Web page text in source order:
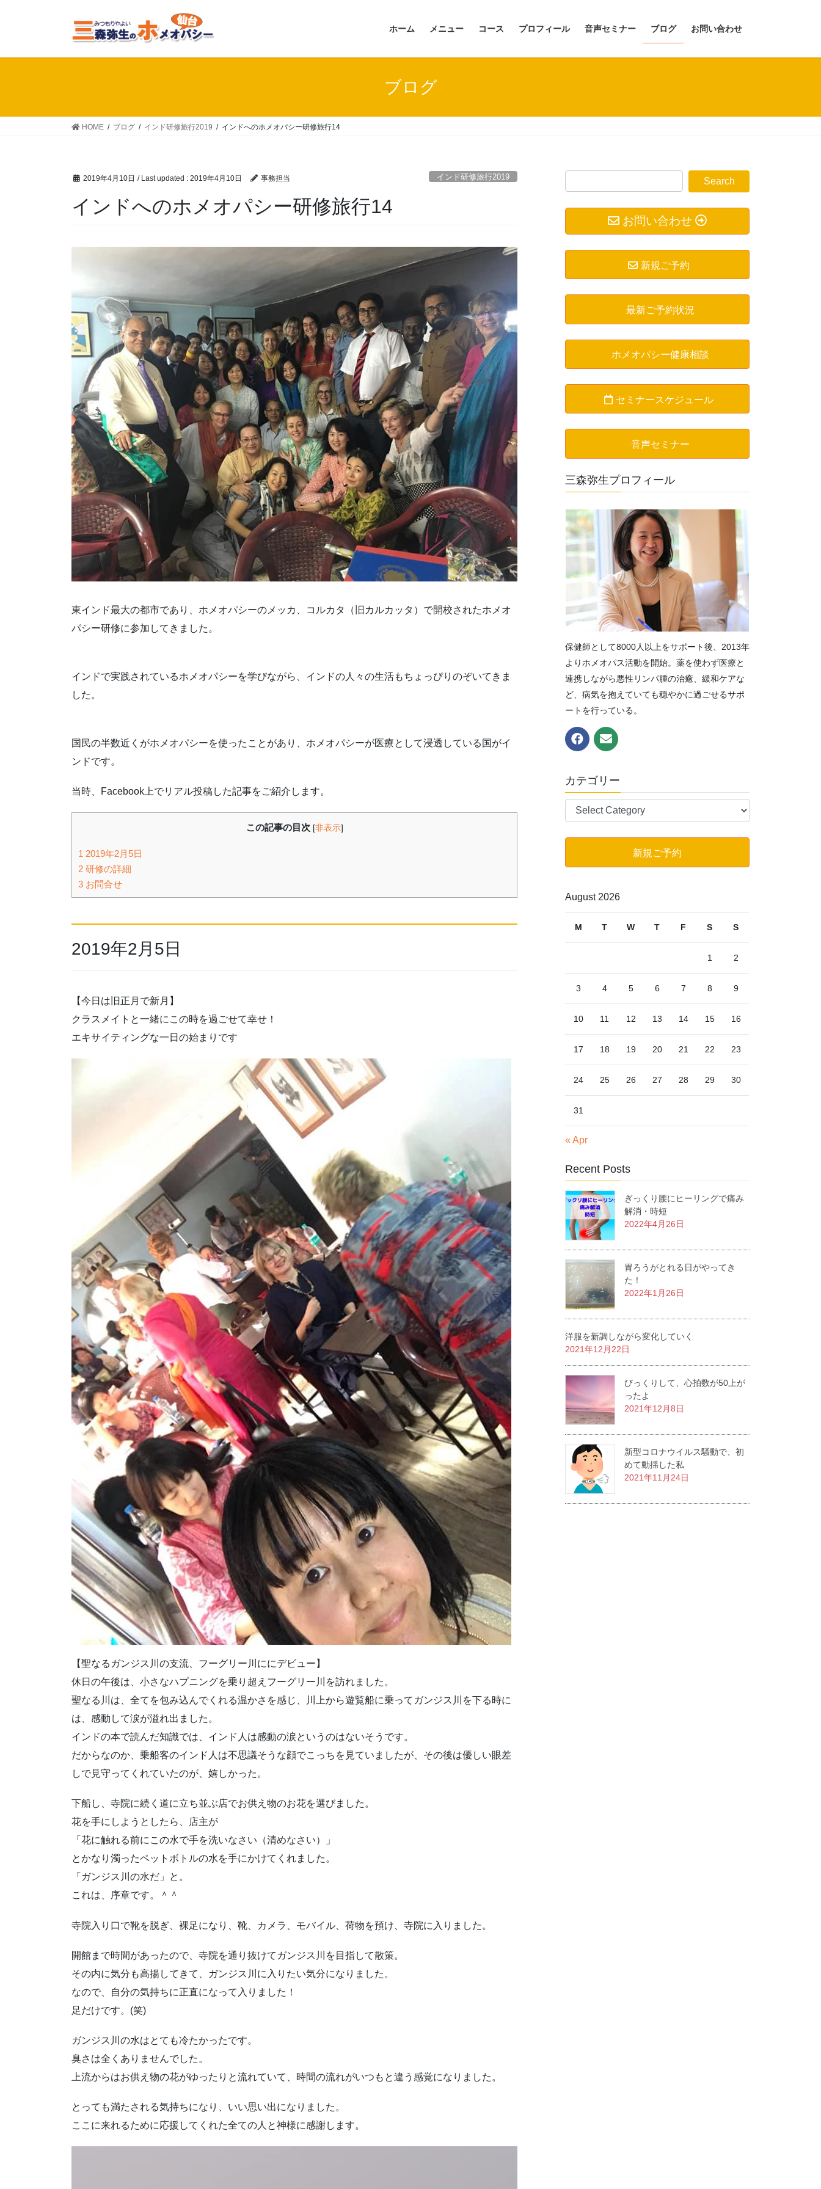
ホーム メニュー コース プロフィール 音声セミナー ブログ お問い合わせ
ブログ
HOME ブログ インド研修旅行2019 インドへのホメオパシー研修旅行14
2019年4月10日 / Last updated : 2019年4月10日 事務担当 インド研修旅行2019
インドへのホメオパシー研修旅行14
東インド最大の都市であり、ホメオパシーのメッカ、コルカタ（旧カルカッタ）で開校されたホメオ
パシー研修に参加してきました。
インドで実践されているホメオパシーを学びながら、インドの人々の生活もちょっぴりのぞいてきま
した。
国民の半数近くがホメオパシーを使ったことがあり、ホメオパシーが医療として浸透している国がイ
ンドです。
当時、Facebook上でリアル投稿した記事をご紹介します。
この記事の目次 [非表示]
1 2019年2月5日
2 研修の詳細
3 お問合せ
2019年2月5日
【今日は旧正月で新月】
クラスメイトと一緒にこの時を過ごせて幸せ！
エキサイティングな一日の始まりです
【聖なるガンジス川の支流、フーグリー川ににデビュー】
休日の午後は、小さなハプニングを乗り超えフーグリー川を訪れました。
聖なる川は、全てを包み込んでくれる温かさを感じ、川上から遊覧船に乗ってガンジス川を下る時に
は、感動して涙が溢れ出ました。
インドの本で読んだ知識では、インド人は感動の涙というのはないそうです。
だからなのか、乗船客のインド人は不思議そうな顔でこっちを見ていましたが、その後は優しい眼差
しで見守ってくれていたのが、嬉しかった。
下船し、寺院に続く道に立ち並ぶ店でお供え物のお花を選びました。
花を手にしようとしたら、店主が
「花に触れる前にこの水で手を洗いなさい（清めなさい）」
とかなり濁ったペットボトルの水を手にかけてくれました。
「ガンジス川の水だ」と。
これは、序章です。＾＾
寺院入り口で靴を脱ぎ、裸足になり、靴、カメラ、モバイル、荷物を預け、寺院に入りました。
開館まで時間があったので、寺院を通り抜けてガンジス川を目指して散策。
その内に気分も高揚してきて、ガンジス川に入りたい気分になりました。
なので、自分の気持ちに正直になって入りました！
足だけです。(笑)
ガンジス川の水はとても冷たかったです。
臭さは全くありませんでした。
上流からはお供え物の花がゆったりと流れていて、時間の流れがいつもと違う感覚になりました。
とっても満たされる気持ちになり、いい思い出になりました。
ここに来れるために応援してくれた全ての人と神様に感謝します。
お問い合わせ
新規ご予約
最新ご予約状況
ホメオパシー健康相談
セミナースケジュール
音声セミナー
三森弥生プロフィール
保健師として8000人以上をサポート後、2013年
よりホメオパス活動を開始。薬を使わず医療と
連携しながら悪性リンパ腫の治癒、緩和ケアな
ど、病気を抱えていても穏やかに過ごせるサポ
ートを行っている。
カテゴリー
テ
ー
新規ご予約
August 2026
M T W T F S S
1 2
3 4 5 6 7 8 9
10 11 12 13 14 15 16
17 18 19 20 21 22 23
24 25 26 27 28 29 30
31
« Apr
Recent Posts
ぎっくり腰にヒーリングで痛み
解消・時短
2022年4月26日
胃ろうがとれる日がやってき
た！
2022年1月26日
洋服を新調しながら変化していく
2021年12月22日
びっくりして、心拍数が50上が
ったよ
2021年12月8日
新型コロナウイルス騒動で、初
めて動揺した私
2021年11月24日